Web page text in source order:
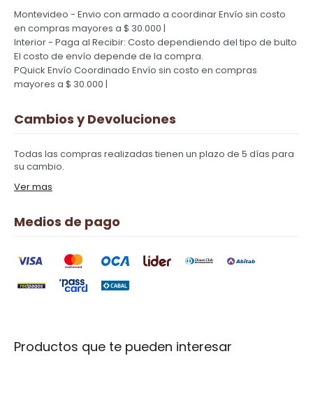
Montevideo - Envio con armado a coordinarEnvío sin costo
en compras mayores a $ 30.000 |
Interior - Paga al Recibir: Costo dependiendo del tipo de bulto
El costo de envío depende de la compra.
PQuick Envío Coordinado Envío sin costo en compras
mayores a $ 30.000 |
Cambios y Devoluciones
Todas las compras realizadas tienen un plazo de 5 días para
su cambio.
Ver mas
Medios de pago
Productos que te pueden interesar